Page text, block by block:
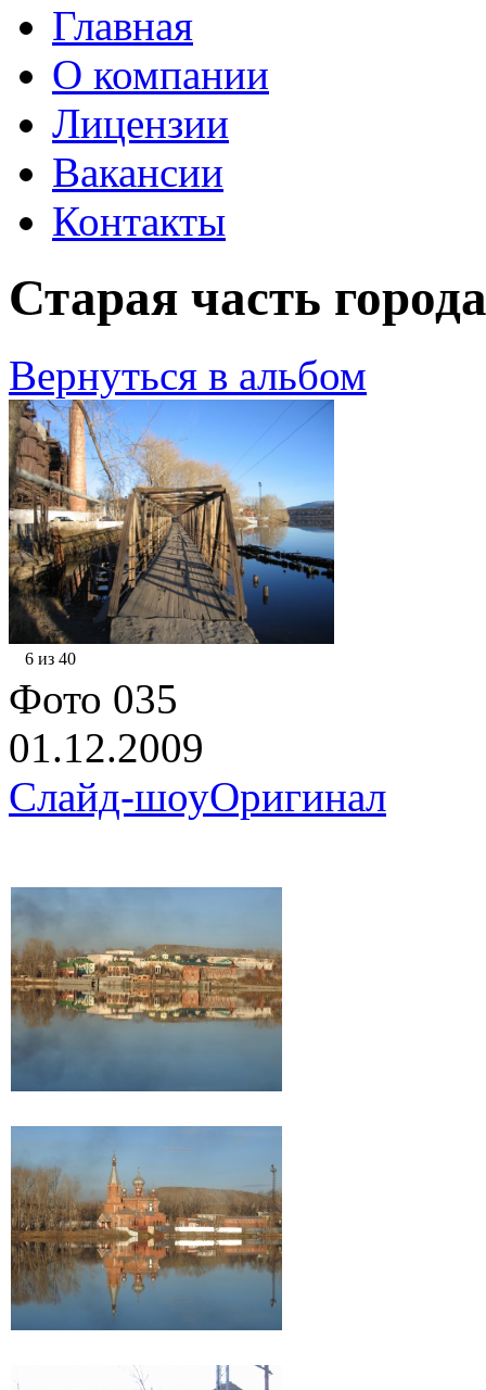
Главная
О компании
Лицензии
Вакансии
Контакты
Старая часть
Вернуться в альбом
6 из 40
Фото 035
01.12.2009
Слайд-шоуОригинал